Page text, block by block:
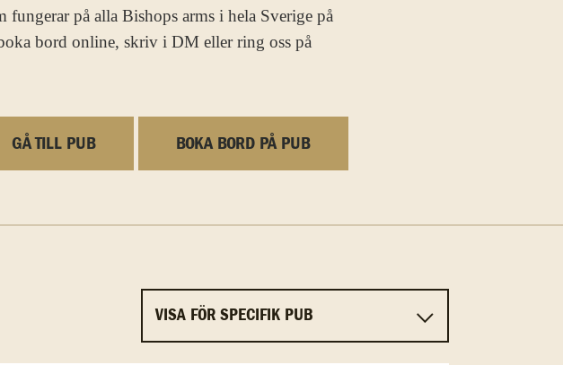
på alla Bishops arms i hela Sverige på
bord online, skriv i DM eller ring oss på
GÅ TILL PUB BOKA BORD PÅ PUB